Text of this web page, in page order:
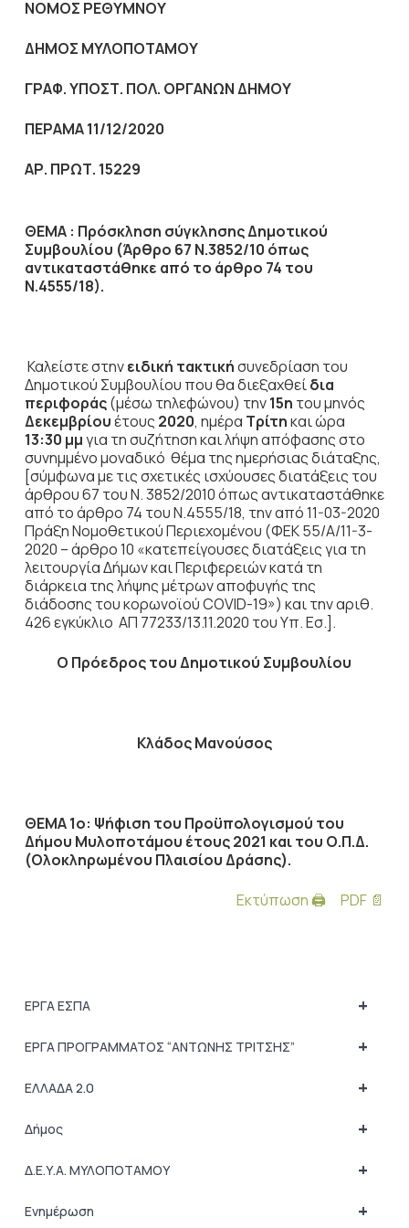
NOMOΣ ΡΕΘΥΜΝΟΥ
ΔΗΜΟΣ ΜΥΛΟΠΟΤΑΜΟΥ
ΓΡΑΦ. ΥΠΟΣΤ. ΠΟΛ. ΟΡΓΑΝΩΝ ΔΗΜΟΥ
ΠΕΡΑΜΑ 11/12/2020
ΑΡ. ΠΡΩΤ. 15229
ΘΕΜΑ : Πρόσκληση σύγκλησης Δημοτικού
Συμβουλίου (Άρθρο 67 Ν.3852/10 όπως
αντικαταστάθηκε από το άρθρο 74 του
Ν.4555/18).
Καλείστε στηνειδική τακτικήσυνεδρίαση του
Δημοτικού Συμβουλίου που θα διεξαχθείδια
περιφοράς(μέσω τηλεφώνου) την15η του μηνός
Δεκεμβρίουέτους 2020, ημέρα Τρίτηκαι ώρα
13:30 μμγια τη συζήτησηκαι λήψη απόφασης στο
συνημμένο μοναδικό θέμα της ημερήσιας διάταξης,
[σύμφωνα με τις σχετικές ισχύουσες διατάξεις του
άρθρου 67 του Ν. 3852/2010 όπως αντικαταστάθηκε
από το άρθρο 74 του Ν.4555/18, την από 11-03-2020
Πράξη Νομοθετικού Περιεχομένου (ΦΕΚ 55/Α/11-3-
2020 – άρθρο 10 «κατεπείγουσες διατάξεις για τη
λειτουργία Δήμων και Περιφερειών κατά τη
διάρκεια της λήψης μέτρων αποφυγής της
διάδοσης του κορωνοϊού COVID-19») και την αριθ.
426 εγκύκλιο ΑΠ 77233/13.11.2020 του Υπ. Εσ.].
Ο Πρόεδρος του Δημοτικού Συμβουλίου
Κλάδος Μανούσος
ΘΕΜΑ 1ο: Ψήφιση του Προϋπολογισμού του
Δήμου Μυλοποτάμου έτους 2021 και του Ο.Π.Δ.
(Ολοκληρωμένου Πλαισίου Δράσης).
Εκτύπωση 🖨
PDF 📄
+
ΕΡΓΑ ΕΣΠΑ
+
ΕΡΓΑ ΠΡΟΓΡΑΜΜΑΤΟΣ “ΑΝΤΩΝΗΣ ΤΡΙΤΣΗΣ”
+
ΕΛΛΑΔΑ 2.0
+
Δήμος
+
Δ.Ε.Υ.Α. ΜΥΛΟΠΟΤΑΜΟΥ
+
Ενημέρωση